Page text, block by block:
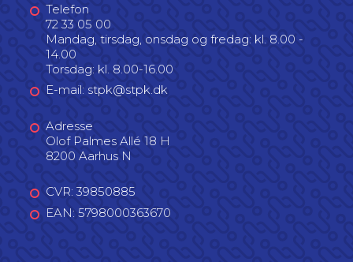
Telefon
72 33 05 00
Mandag, tirsdag, onsdag og fredag: kl. 8.00 -
14.00
Torsdag: kl. 8.00-16.00
E-mail: stpk@stpk.dk
Adresse
Olof Palmes Allé 18 H
8200 Aarhus N
CVR: 39850885
EAN: 5798000363670